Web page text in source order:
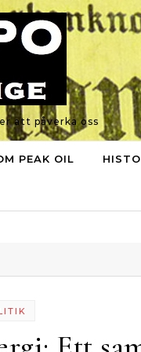
att påverka oss
PEAK OIL